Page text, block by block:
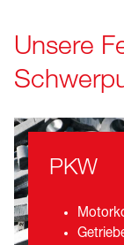
Unsere
PKW